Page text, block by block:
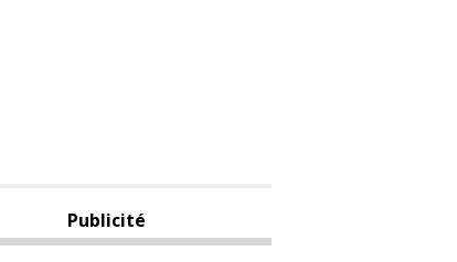
Publicité